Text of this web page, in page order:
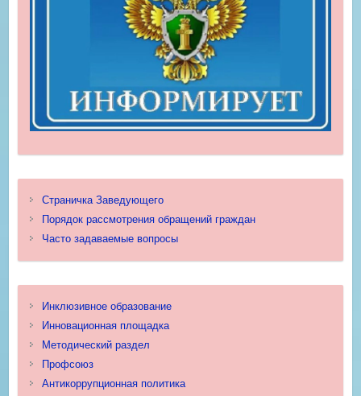
Страничка Заведующего
Порядок рассмотрения обращений граждан
Часто задаваемые вопросы
Инклюзивное образование
Инновационная площадка
Методический раздел
Профсоюз
Антикоррупционная политика